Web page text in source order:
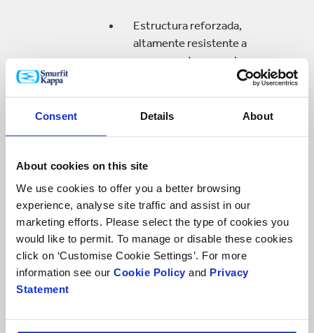
Consent Details About
About cookies on this site
We use cookies to offer you a better browsing
experience, analyse site traffic and assist in our
marketing efforts. Please select the type of cookies you
would like to permit. To manage or disable these cookies
click on ‘Customise Cookie Settings’. For more
information see our Cookie Policy and Privacy
Statement
Estructura reforzada,
altamente resistente a
componentes agresivos
tanto por el consumidor final
Vitop® Aséptica
Desarrollada para lácteos,
huevo líquido y otros usos
industriales